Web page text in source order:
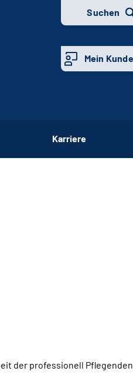
Suchen
Mein
Karriere
der professionell